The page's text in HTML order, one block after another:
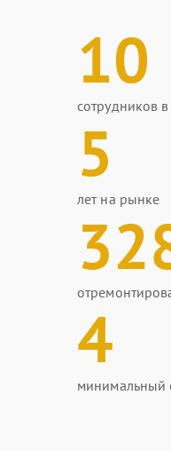
10
сотрудников
5
лет на рынке
4
минимальный